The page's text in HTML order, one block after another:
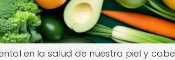
en la salud de nuestra piel y